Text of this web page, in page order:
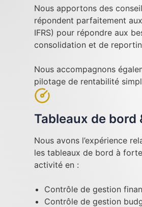
Nous apportons des
répondent parfaitement
IFRS) pour répondre aux
consolidation et de
Nous accompagnons
pilotage de rentabilité
Tableaux de
Nous avons l’expérience
les tableaux de bord à
activité en :
Contrôle de gestion
Contrôle de gestion